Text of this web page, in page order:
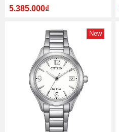
5.385.000₫
New